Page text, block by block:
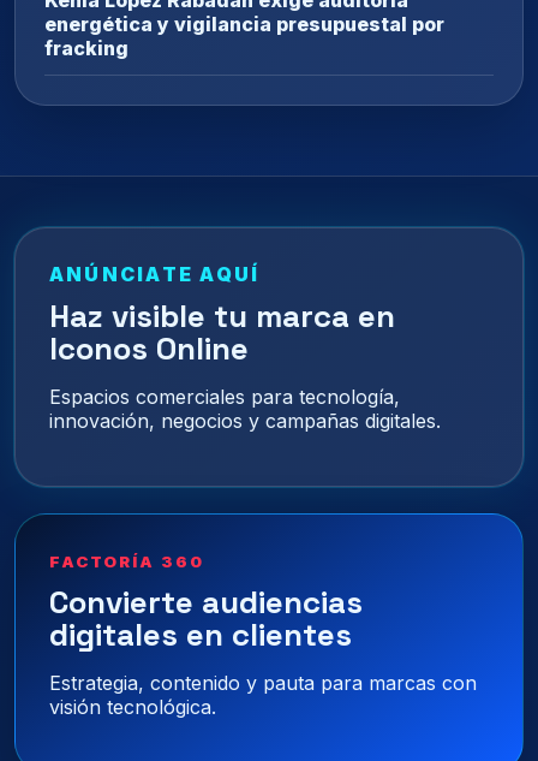
energética y vigilancia presupuestal por
fracking
ANÚNCIATE AQUÍ
Haz visible tu marca en
Iconos Online
Espacios comerciales para tecnología,
innovación, negocios y campañas digitales.
FACTORÍA 360
Convierte audiencias
digitales en clientes
Estrategia, contenido y pauta para marcas con
visión tecnológica.